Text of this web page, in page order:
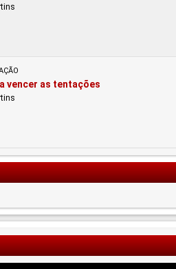
vencer as tentações